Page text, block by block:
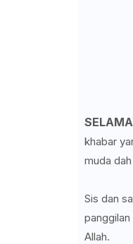
khabar
muda
Sis dan
Allah.